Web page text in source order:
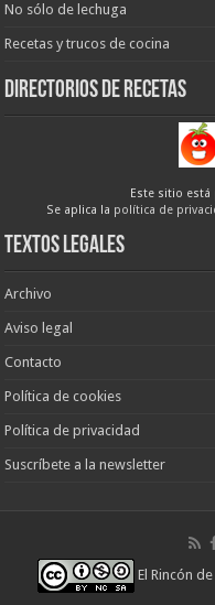
No sólo de lechuga
Recetas y trucos de cocina
Directorios de recetas
Este sitio está
Se aplica la política de
Textos legales
Archivo
Aviso legal
Contacto
Política de cookies
Política de privacidad
Suscríbete a la newsletter
El Rincón